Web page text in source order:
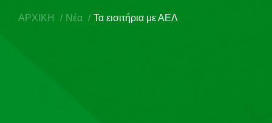
ΑΡΧΙΚΗ Νέα Τα εισιτήρια με ΑΕΛ